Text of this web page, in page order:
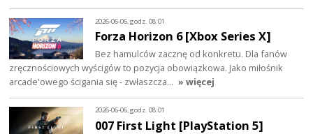
2026-06-06, godz. 08:01
Forza Horizon 6 [Xbox Series X]
Bez hamulców zacznę od konkretu. Dla fanów
zręcznościowych wyścigów to pozycja obowiązkowa. Jako miłośnik
arcade'owego ścigania się - zwłaszcza… » więcej
2026-06-06, godz. 08:01
007 First Light [PlayStation 5]